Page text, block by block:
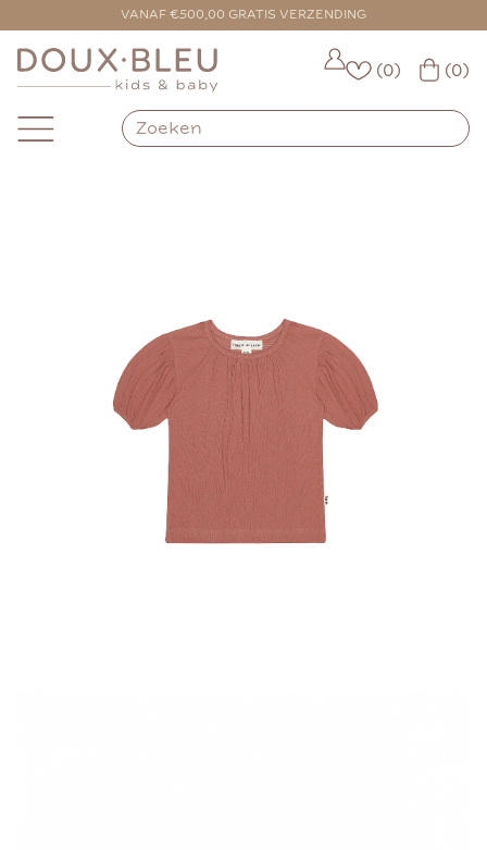
VANAF €500,00 GRATIS VERZENDING
VOOR 16:00 BESTELD = VANDAAG VERZONDEN
(0) (0)